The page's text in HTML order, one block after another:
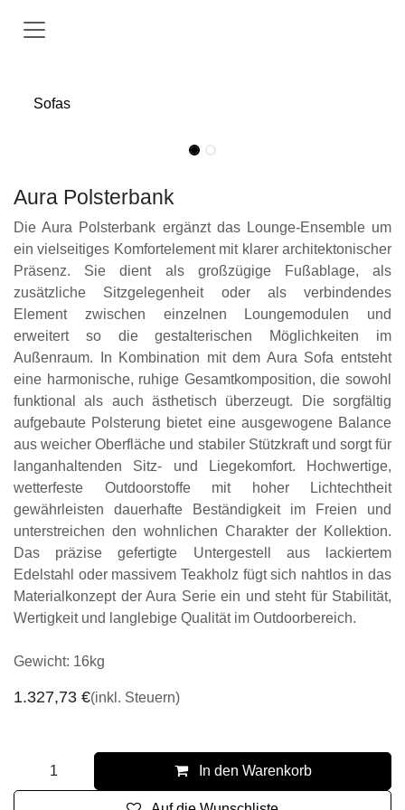
Sofas
Aura Polsterbank
Die Aura Polsterbank ergänzt das Lounge-Ensemble um
ein vielseitiges Komfortelement mit klarer architektonischer
Präsenz. Sie dient als großzügige Fußablage, als
zusätzliche Sitzgelegenheit oder als verbindendes
Element zwischen einzelnen Loungemodulen und
erweitert so die gestalterischen Möglichkeiten im
Außenraum. In Kombination mit dem Aura Sofa entsteht
eine harmonische, ruhige Gesamtkomposition, die sowohl
funktional als auch ästhetisch überzeugt. Die sorgfältig
aufgebaute Polsterung bietet eine ausgewogene Balance
aus weicher Oberfläche und stabiler Stützkraft und sorgt für
langanhaltenden Sitz- und Liegekomfort. Hochwertige,
wetterfeste Outdoorstoffe mit hoher Lichtechtheit
gewährleisten dauerhafte Beständigkeit im Freien und
unterstreichen den wohnlichen Charakter der Kollektion.
Das präzise gefertigte Untergestell aus lackiertem
Edelstahl oder massivem Teakholz fügt sich nahtlos in das
Materialkonzept der Aura Serie ein und steht für Stabilität,
Wertigkeit und langlebige Qualität im Outdoorbereich.
Gewicht: 16kg
1.327,73 €(inkl. Steuern)
In den Warenkorb